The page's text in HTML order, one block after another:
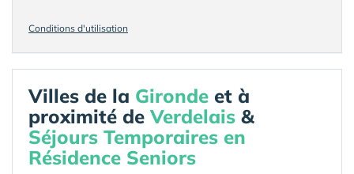
Conditions d'utilisation
Villes de la Gironde et à
proximité deVerdelais &
Séjours Temporaires en
Résidence Seniors